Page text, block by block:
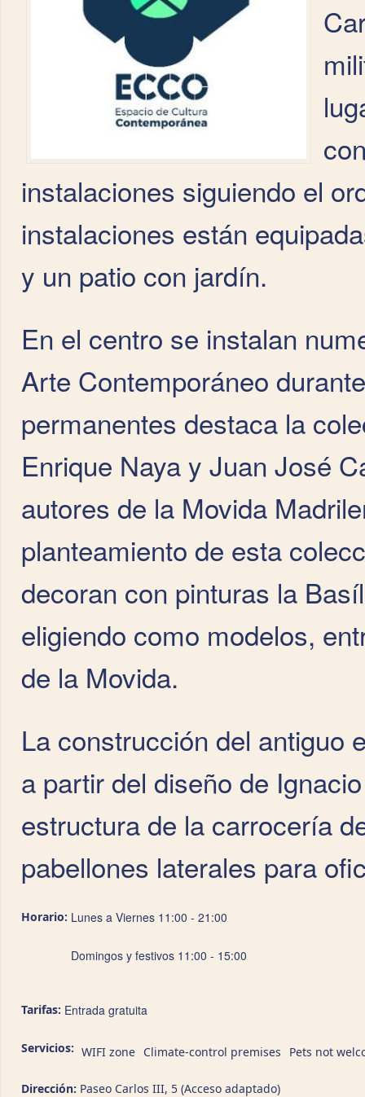
instalaciones siguiendo el
instalaciones están
y un patio con jardín.
En el centro se instalan
Arte Contemporáneo
permanentes destaca la
Enrique Naya y Juan José
autores de la Movida
planteamiento de esta
decoran con pinturas la
eligiendo como modelos,
de la Movida.
La construcción del antiguo
a partir del diseño de
estructura de la carrocería
pabellones laterales para
Horario: Lunes a Viernes 11:00 - 21:00
Domingos y festivos 11:00 - 15:00
Tarifas: Entrada gratuita
Servicios: WIFI zone Climate-control premises Pets not
Dirección: Paseo Carlos III, 5 (Acceso adaptado)